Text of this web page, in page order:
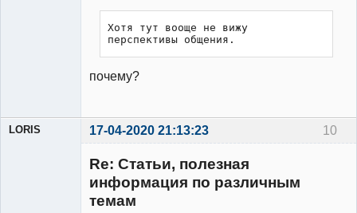
Хотя тут вооще не вижу
перспективы общения.
почему?
10
LORIS 17-04-2020 21:13:23
Re: Статьи, полезная
информация по различным
темам